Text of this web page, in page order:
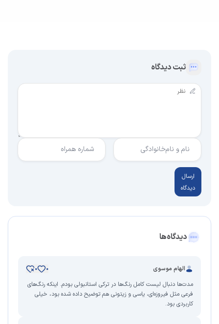
ثبت دیدگاه
نام و نام‌خانوادگی شماره همراه
ارسال
دیدگاه
دیدگاه‌ها
الهام موسوی 0
0
مدت‌ها دنبال لیست کامل رنگ‌ها در ترکی استانبولی بودم. اینکه رنگ‌های
فرعی مثل فیروزه‌ای، یاسی و زیتونی هم توضیح داده شده بود، خیلی
کاربردی بود.